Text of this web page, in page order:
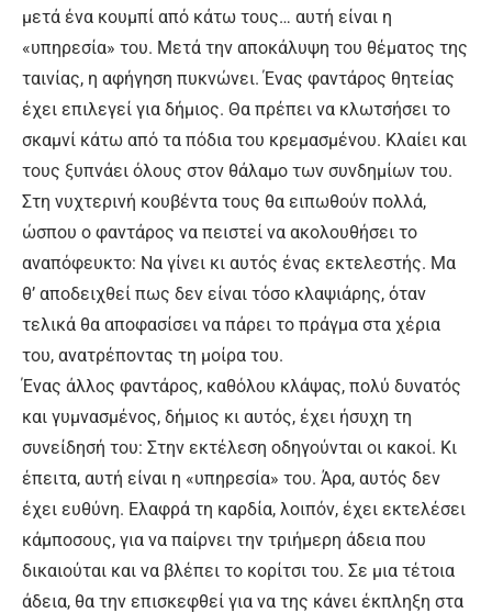
μετά ένα κουμπί από κάτω τους… αυτή είναι η
«υπηρεσία» του. Μετά την αποκάλυψη του θέματος της
ταινίας, η αφήγηση πυκνώνει. Ένας φαντάρος θητείας
έχει επιλεγεί για δήμιος. Θα πρέπει να κλωτσήσει το
σκαμνί κάτω από τα πόδια του κρεμασμένου. Κλαίει και
τους ξυπνάει όλους στον θάλαμο των συνδημίων του.
Στη νυχτερινή κουβέντα τους θα ειπωθούν πολλά,
ώσπου ο φαντάρος να πειστεί να ακολουθήσει το
αναπόφευκτο: Να γίνει κι αυτός ένας εκτελεστής. Μα
θ’ αποδειχθεί πως δεν είναι τόσο κλαψιάρης, όταν
τελικά θα αποφασίσει να πάρει το πράγμα στα χέρια
του, ανατρέποντας τη μοίρα του.
Ένας άλλος φαντάρος, καθόλου κλάψας, πολύ δυνατός
και γυμνασμένος, δήμιος κι αυτός, έχει ήσυχη τη
συνείδησή του: Στην εκτέλεση οδηγούνται οι κακοί. Κι
έπειτα, αυτή είναι η «υπηρεσία» του. Άρα, αυτός δεν
έχει ευθύνη. Ελαφρά τη καρδία, λοιπόν, έχει εκτελέσει
κάμποσους, για να παίρνει την τριήμερη άδεια που
δικαιούται και να βλέπει το κορίτσι του. Σε μια τέτοια
άδεια, θα την επισκεφθεί για να της κάνει έκπληξη στα